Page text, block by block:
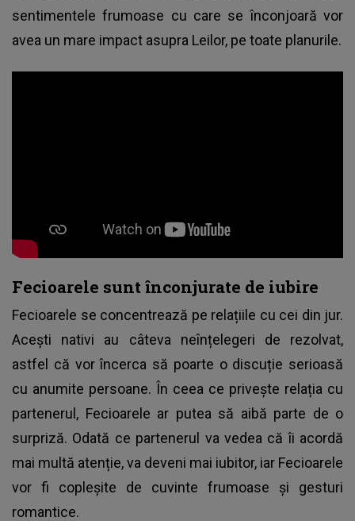
sentimentele frumoase cu care se înconjoară vor
avea un mare impact asupra Leilor, pe toate planurile.
Fecioarele sunt înconjurate de iubire
Fecioarele se concentrează pe relațiile cu cei din jur.
Acești nativi au câteva neînțelegeri de rezolvat,
astfel că vor încerca să poarte o discuție serioasă
cu anumite persoane. În ceea ce privește relația cu
partenerul, Fecioarele ar putea să aibă parte de o
surpriză. Odată ce partenerul va vedea că îi acordă
mai multă atenție, va deveni mai iubitor, iar Fecioarele
vor fi copleșite de cuvinte frumoase și gesturi
romantice.